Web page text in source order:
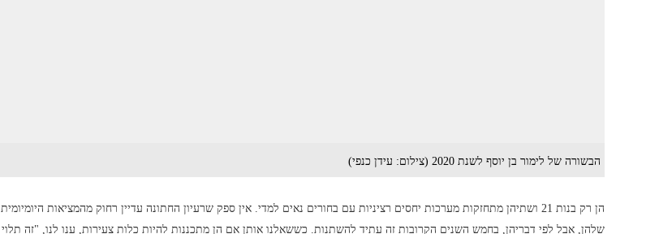
הבשורה של לימור בן יוסף לשנת 2020 (צילום: עידן כנפי)
הן רק בנות 21 ושתיהן מתחזקות מערכות יחסים רציניות עם בחורים נאים למדי. אין ספק שרעיון החתונה עדיין רחוק מהמציאות היומיומית
שלהן, אבל לפי דבריהן, בחמש השנים הקרובות זה עתיד להשתנות. כששאלנו אותן אם הן מתכננות להיות כלות צעירות, ענו לנו, "זה תלוי